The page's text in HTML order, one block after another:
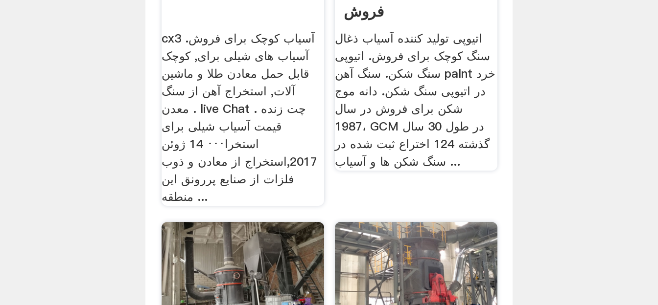
cx3 آسیاب کوچک برای فروش.
آسیاب های شیلی برای, کوچک
قابل حمل معادن طلا و ماشین
آلات, استخراج آهن از سنگ
معدن . live Chat چت زنده .
قیمت آسیاب شیلی برای
استخرا･･･ 14 ژوئن
2017,استخراج از معادن و ذوب
فلزات از صنایع پررونق این
منطقه ...
فروش
اتیوپی تولید کننده آسیاب ذغال
سنگ کوچک برای فروش. اتیوپی
سنگ شکن. سنگ آهن palnt خرد
در اتیوپی سنگ شکن. دانه موج
شکن برای فروش در سال
1987، GCM در طول 30 سال
گذشته 124 اختراع ثبت شده در
سنگ شکن ها و آسیاب ...